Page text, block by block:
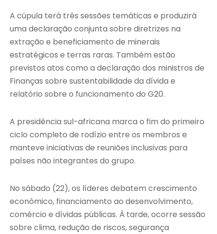
A cúpula terá três sessões temáticas e produzirá
uma declaração conjunta sobre diretrizes na
extração e beneficiamento de minerais
estratégicos e terras raras. Também estão
previstos atos como a declaração dos ministros de
Finanças sobre sustentabilidade da dívida e
relatório sobre o funcionamento do G20.
A presidência sul-africana marca o fim do primeiro
ciclo completo de rodízio entre os membros e
manteve iniciativas de reuniões inclusivas para
países não integrantes do grupo.
No sábado (22), os líderes debatem crescimento
econômico, financiamento ao desenvolvimento,
comércio e dívidas públicas. À tarde, ocorre sessão
sobre clima, redução de riscos, segurança